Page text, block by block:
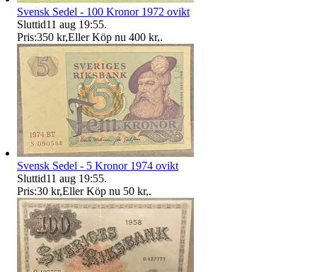
Svensk Sedel - 100 Kronor 1972 ovikt
Sluttid11 aug 19:55.
Pris:350 kr,Eller Köp nu 400 kr,.
Svensk Sedel - 5 Kronor 1974 ovikt
Sluttid11 aug 19:55.
Pris:30 kr,Eller Köp nu 50 kr,.